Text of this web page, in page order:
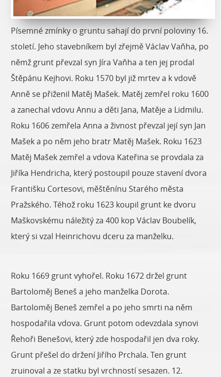
Písemné zmínky o gruntu sahají do první poloviny 16.
století. Jeho stavebníkem byl zřejmě Václav Vaňha, po
němž grunt převzal syn Jíra Vaňha a ten jej prodal
Štěpánu Kejhovi. Roku 1570 byl již mrtev a k vdově
Anně se přiženil Matěj Mašek. Matěj zemřel roku 1600
a zanechal vdovu Annu a děti Jana, Matěje a Lidmilu.
Roku 1606 zemřela Anna a živnost převzal její syn Jan
Mašek a po něm jeho bratr Matěj Mašek. Roku 1623
Matěj Mašek zemřel a vdova Kateřina se provdala za
Jiříka Hendricha, který postoupil pouze stavení dvora
Františku Cortesovi, měštěnínu Starého města
Pražského. Téhož roku 1623 koupil grunt ke dvoru
Maškovskému náležitý za 400 kop Václav Boubelík,
který si vzal Heinrichovu dceru za manželku.
Roku 1669 grunt vyhořel. Roku 1672 držel grunt
Bartoloměj Beneš a jeho manželka Dorota.
Bartoloměj Beneš zemřel a po jeho smrti na něm
hospodařila vdova. Grunt potom odevzdala synovi
Řehoři Benešovi, který zde hospodařil jen dva roky.
Grunt přešel do držení Jiřího Prchala. Ten grunt
zruinoval a ze statku byl vrchností sesazen. 12.